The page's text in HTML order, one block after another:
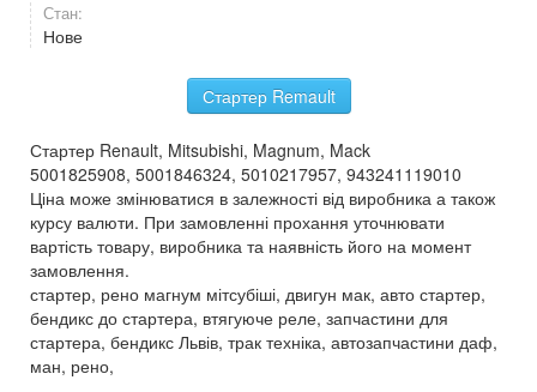
Стан:
Нове
Стартер Remault
Стартер Renault, Mitsubishi, Magnum, Mack
5001825908, 5001846324, 5010217957, 943241119010
Ціна може змінюватися в залежності від виробника а також
курсу валюти. При замовленні прохання уточнювати
вартість товару, виробника та наявність його на момент
замовлення.
стартер, рено магнум мітсубіші, двигун мак, авто стартер,
бендикс до стартера, втягуюче реле, запчастини для
стартера, бендикс Львів, трак техніка, автозапчастини даф,
ман, рено,